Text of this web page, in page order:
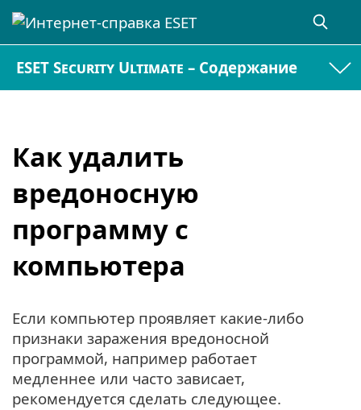
ESET Security Ultimate – Содержание
Как удалить
вредоносную
программу с
компьютера
Если компьютер проявляет какие-либо
признаки заражения вредоносной
программой, например работает
медленнее или часто зависает,
рекомендуется сделать следующее.